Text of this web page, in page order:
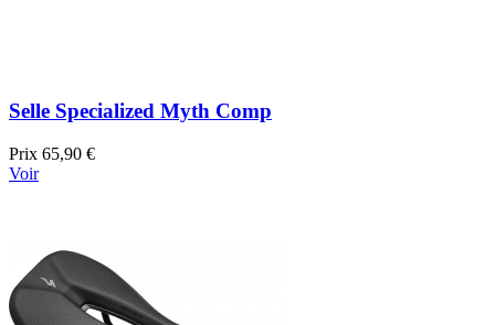
Selle Specialized Myth Comp
Prix 65,90 €
Voir